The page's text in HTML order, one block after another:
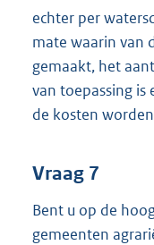
echter per
mate waarin van
gemaakt, het
van toepassing is
de kosten
Vraag 7
Bent u op de
gemeenten